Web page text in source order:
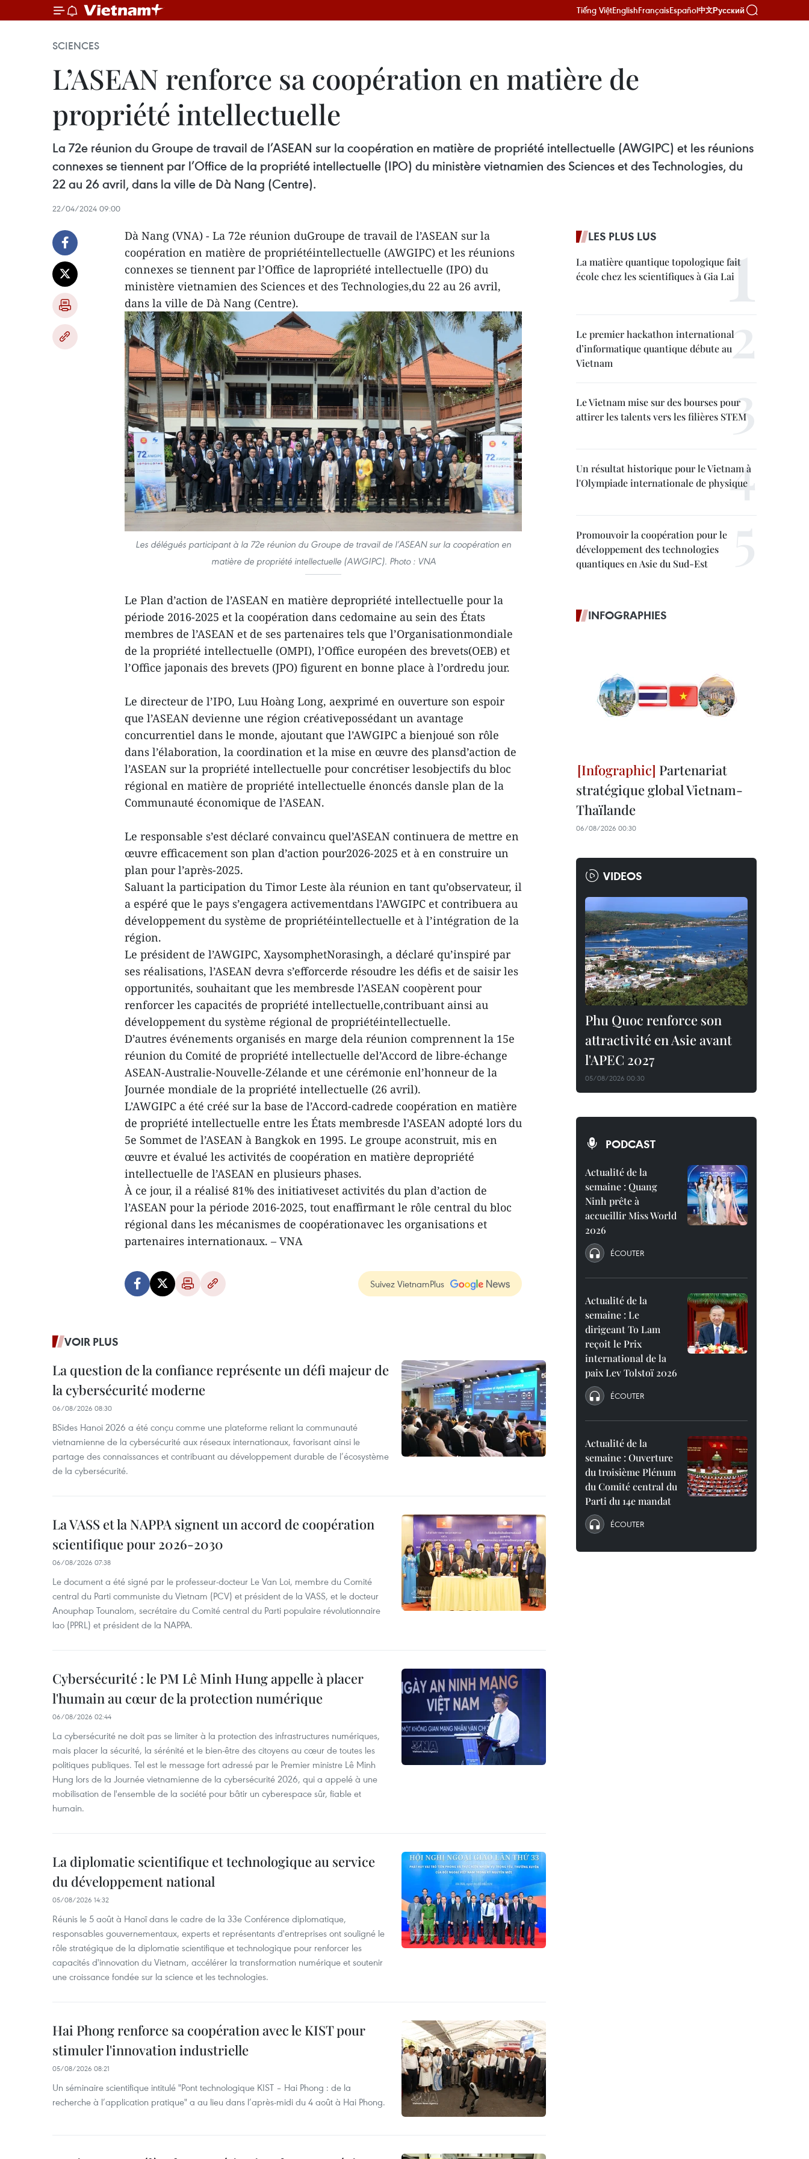
Tiếng ViệtEnglishFrançaisEspañol中文Русский
SCIENCES
L’ASEAN renforce sa coopération en matière de
propriété intellectuelle
La 72e réunion du Groupe de travail de l’ASEAN sur la coopération en matière de propriété intellectuelle (AWGIPC) et les réunions
connexes se tiennent par l’Office de la propriété intellectuelle (IPO) du ministère vietnamien des Sciences et des Technologies, du
22 au 26 avril, dans la ville de Dà Nang (Centre).
22/04/2024 09:00
Dà Nang (VNA) - La 72e réunion duGroupe de travail de l’ASEAN sur la
coopération en matière de propriétéintellectuelle (AWGIPC) et les réunions
connexes se tiennent par l’Office de lapropriété intellectuelle (IPO) du
ministère vietnamien des Sciences et des Technologies,du 22 au 26 avril,
dans la ville de Dà Nang (Centre).
Les délégués participant à la 72e réunion du Groupe de travail de l’ASEAN sur la coopération en
matière de propriété intellectuelle (AWGIPC). Photo : VNA
Le Plan d’action de l’ASEAN en matière depropriété intellectuelle pour la
période 2016-2025 et la coopération dans cedomaine au sein des États
membres de l’ASEAN et de ses partenaires tels que l’Organisationmondiale
de la propriété intellectuelle (OMPI), l’Office européen des brevets(OEB) et
l’Office japonais des brevets (JPO) figurent en bonne place à l’ordredu jour.
Le directeur de l’IPO, Luu Hoàng Long, aexprimé en ouverture son espoir
que l’ASEAN devienne une région créativepossédant un avantage
concurrentiel dans le monde, ajoutant que l’AWGIPC a bienjoué son rôle
dans l’élaboration, la coordination et la mise en œuvre des plansd’action de
l’ASEAN sur la propriété intellectuelle pour concrétiser lesobjectifs du bloc
régional en matière de propriété intellectuelle énoncés dansle plan de la
Communauté économique de l’ASEAN.
Le responsable s’est déclaré convaincu quel’ASEAN continuera de mettre en
œuvre efficacement son plan d’action pour2026-2025 et à en construire un
plan pour l’après-2025.
Saluant la participation du Timor Leste àla réunion en tant qu’observateur, il
a espéré que le pays s’engagera activementdans l’AWGIPC et contribuera au
développement du système de propriétéintellectuelle et à l’intégration de la
région.
Le président de l’AWGIPC, XaysomphetNorasingh, a déclaré qu’inspiré par
ses réalisations, l’ASEAN devra s’efforcerde résoudre les défis et de saisir les
opportunités, souhaitant que les membresde l’ASEAN coopèrent pour
renforcer les capacités de propriété intellectuelle,contribuant ainsi au
développement du système régional de propriétéintellectuelle.
D’autres événements organisés en marge dela réunion comprennent la 15e
réunion du Comité de propriété intellectuelle del’Accord de libre-échange
ASEAN-Australie-Nouvelle-Zélande et une cérémonie enl’honneur de la
Journée mondiale de la propriété intellectuelle (26 avril).
L’AWGIPC a été créé sur la base de l’Accord-cadrede coopération en matière
de propriété intellectuelle entre les États membresde l’ASEAN adopté lors du
5e Sommet de l’ASEAN à Bangkok en 1995. Le groupe aconstruit, mis en
œuvre et évalué les activités de coopération en matière depropriété
intellectuelle de l’ASEAN en plusieurs phases.
À ce jour, il a réalisé 81% des initiativeset activités du plan d’action de
l’ASEAN pour la période 2016-2025, tout enaffirmant le rôle central du bloc
régional dans les mécanismes de coopérationavec les organisations et
partenaires internationaux. – VNA
Suivez VietnamPlus
VOIR PLUS
La question de la confiance représente un défi majeur de
la cybersécurité moderne
06/08/2026 08:30
BSides Hanoi 2026 a été conçu comme une plateforme reliant la communauté
vietnamienne de la cybersécurité aux réseaux internationaux, favorisant ainsi le
partage des connaissances et contribuant au développement durable de l’écosystème
de la cybersécurité.
La VASS et la NAPPA signent un accord de coopération
scientifique pour 2026-2030
06/08/2026 07:38
Le document a été signé par le professeur-docteur Le Van Loi, membre du Comité
central du Parti communiste du Vietnam (PCV) et président de la VASS, et le docteur
Anouphap Tounalom, secrétaire du Comité central du Parti populaire révolutionnaire
lao (PPRL) et président de la NAPPA.
Cybersécurité : le PM Lê Minh Hung appelle à placer
l'humain au cœur de la protection numérique
06/08/2026 02:44
La cybersécurité ne doit pas se limiter à la protection des infrastructures numériques,
mais placer la sécurité, la sérénité et le bien-être des citoyens au cœur de toutes les
politiques publiques. Tel est le message fort adressé par le Premier ministre Lê Minh
Hung lors de la Journée vietnamienne de la cybersécurité 2026, qui a appelé à une
mobilisation de l'ensemble de la société pour bâtir un cyberespace sûr, fiable et
humain.
La diplomatie scientifique et technologique au service
du développement national
05/08/2026 14:32
Réunis le 5 août à Hanoï dans le cadre de la 33e Conférence diplomatique,
responsables gouvernementaux, experts et représentants d'entreprises ont souligné le
rôle stratégique de la diplomatie scientifique et technologique pour renforcer les
capacités d'innovation du Vietnam, accélérer la transformation numérique et soutenir
une croissance fondée sur la science et les technologies.
Hai Phong renforce sa coopération avec le KIST pour
stimuler l'innovation industrielle
05/08/2026 08:21
Un séminaire scientifique intitulé "Pont technologique KIST – Hai Phong : de la
recherche à l’application pratique" a au lieu dans l’après-midi du 4 août à Hai Phong.
LES PLUS LUS
La matière quantique topologique fait
école chez les scientifiques à Gia Lai
Le premier hackathon international
d’informatique quantique débute au
Vietnam
Le Vietnam mise sur des bourses pour
attirer les talents vers les filières STEM
Un résultat historique pour le Vietnam à
l'Olympiade internationale de physique
Promouvoir la coopération pour le
développement des technologies
quantiques en Asie du Sud-Est
INFOGRAPHIES
Partenariat
stratégique global Vietnam-
Thaïlande
06/08/2026 00:30
VIDEOS
Phu Quoc renforce son
attractivité en Asie avant
l'APEC 2027
05/08/2026 00:30
PODCAST
Actualité de la
semaine : Quang
Ninh prête à
accueillir Miss World
2026
ÉCOUTER
Actualité de la
semaine : Le
dirigeant To Lam
reçoit le Prix
international de la
paix Lev Tolstoï 2026
ÉCOUTER
Actualité de la
semaine : Ouverture
du troisième Plénum
du Comité central du
Parti du 14e mandat
ÉCOUTER